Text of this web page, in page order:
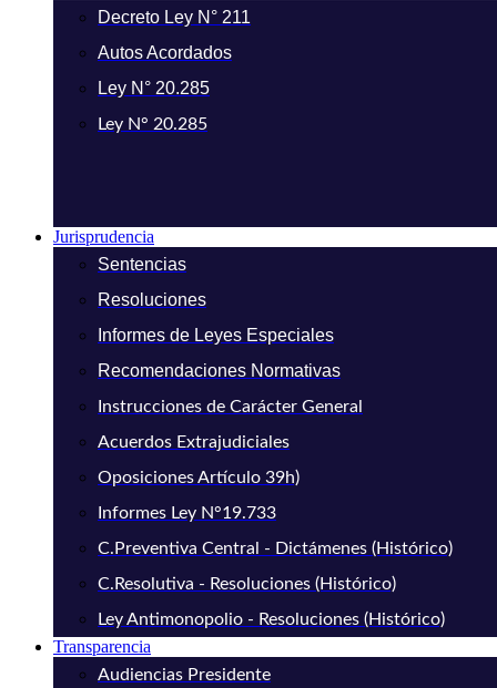
Decreto Ley N° 211
Autos Acordados
Ley N° 20.285
Ley N° 20.285
Jurisprudencia
Sentencias
Resoluciones
Informes de Leyes Especiales
Recomendaciones Normativas
Instrucciones de Carácter General
Acuerdos Extrajudiciales
Oposiciones Artículo 39h)
Informes Ley N°19.733
C.Preventiva Central - Dictámenes (Histórico)
C.Resolutiva - Resoluciones (Histórico)
Ley Antimonopolio - Resoluciones (Histórico)
Transparencia
Audiencias Presidente